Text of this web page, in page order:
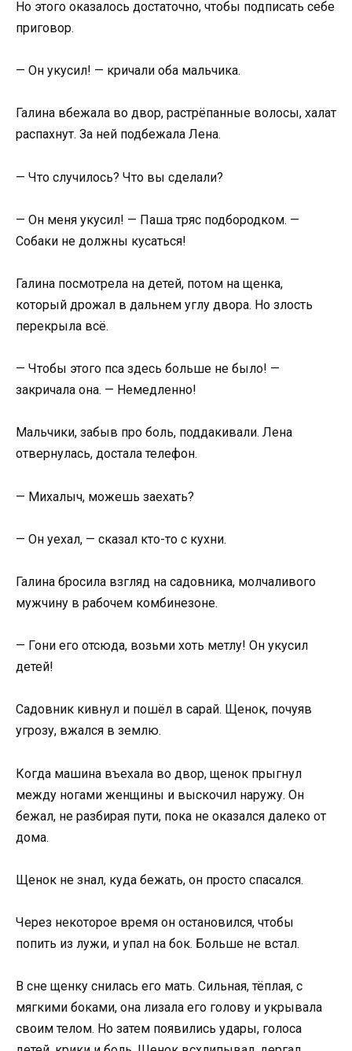
Но этого оказалось достаточно, чтобы подписать себе
приговор.
— Он укусил! — кричали оба мальчика.
Галина вбежала во двор, растрёпанные волосы, халат
распахнут. За ней подбежала Лена.
— Что случилось? Что вы сделали?
— Он меня укусил! — Паша тряс подбородком. —
Собаки не должны кусаться!
Галина посмотрела на детей, потом на щенка,
который дрожал в дальнем углу двора. Но злость
перекрыла всё.
— Чтобы этого пса здесь больше не было! —
закричала она. — Немедленно!
Мальчики, забыв про боль, поддакивали. Лена
отвернулась, достала телефон.
— Михалыч, можешь заехать?
— Он уехал, — сказал кто-то с кухни.
Галина бросила взгляд на садовника, молчаливого
мужчину в рабочем комбинезоне.
— Гони его отсюда, возьми хоть метлу! Он укусил
детей!
Садовник кивнул и пошёл в сарай. Щенок, почуяв
угрозу, вжался в землю.
Когда машина въехала во двор, щенок прыгнул
между ногами женщины и выскочил наружу. Он
бежал, не разбирая пути, пока не оказался далеко от
дома.
Щенок не знал, куда бежать, он просто спасался.
Через некоторое время он остановился, чтобы
попить из лужи, и упал на бок. Больше не встал.
В сне щенку снилась его мать. Сильная, тёплая, с
мягкими боками, она лизала его голову и укрывала
своим телом. Но затем появились удары, голоса